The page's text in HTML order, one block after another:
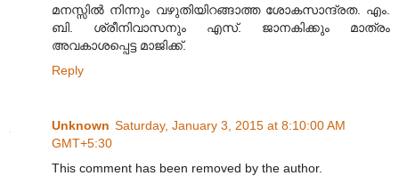
മനസ്സിൽ നിന്നും വഴുതിയിറങ്ങാത്ത ശോകസാന്ദ്രത. എം.
ബി. ശ്രീനിവാസനും എസ്. ജാനകിക്കും മാത്രം
അവകാശപ്പെട്ട മാജിക്ക്.
Reply
Unknown Saturday, January 3, 2015 at 8:10:00 AM
GMT+5:30
This comment has been removed by the author.